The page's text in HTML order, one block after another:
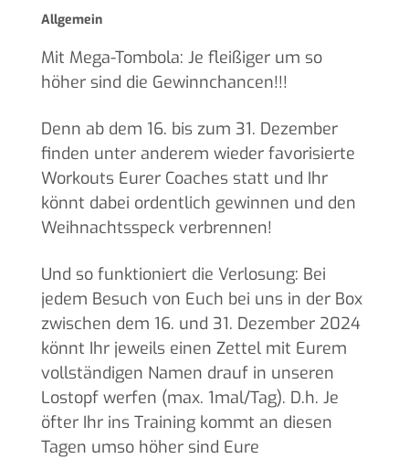
Allgemein
Mit Mega-Tombola: Je fleißiger um so
höher sind die Gewinnchancen!!!
Denn ab dem 16. bis zum 31. Dezember
finden unter anderem wieder favorisierte
Workouts Eurer Coaches statt und Ihr
könnt dabei ordentlich gewinnen und den
Weihnachtsspeck verbrennen!
Und so funktioniert die Verlosung: Bei
jedem Besuch von Euch bei uns in der Box
zwischen dem 16. und 31. Dezember 2024
könnt Ihr jeweils einen Zettel mit Eurem
vollständigen Namen drauf in unseren
Lostopf werfen (max. 1mal/Tag). D.h. Je
öfter Ihr ins Training kommt an diesen
Tagen umso höher sind Eure